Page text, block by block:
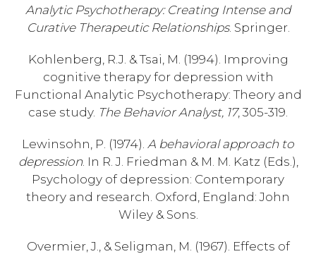
Analytic Psychotherapy: Creating Intense and
Curative Therapeutic Relationships. Springer.
Kohlenberg, R.J. & Tsai, M. (1994). Improving
cognitive therapy for depression with
Functional Analytic Psychotherapy: Theory and
case study. The Behavior Analyst, 17, 305-319.
Lewinsohn, P. (1974). A behavioral approach to
depression. In R. J. Friedman & M. M. Katz (Eds.),
Psychology of depression: Contemporary
theory and research. Oxford, England: John
Wiley & Sons.
Overmier, J., & Seligman, M. (1967). Effects of